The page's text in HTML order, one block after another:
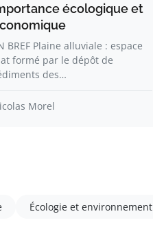
écologique et
BREF Plaine alluviale : espace
formé par le dépôt de
des…
Morel
Écologie et environnement